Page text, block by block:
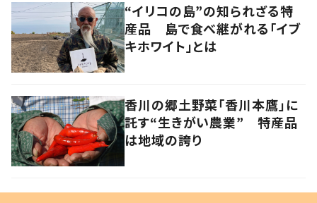
“イリコの島”の知られざる特
産品 島で食べ継がれる「イブ
キホワイト」とは
香川の郷土野菜「香川本鷹」に
託す“生きがい農業” 特産品
は地域の誇り